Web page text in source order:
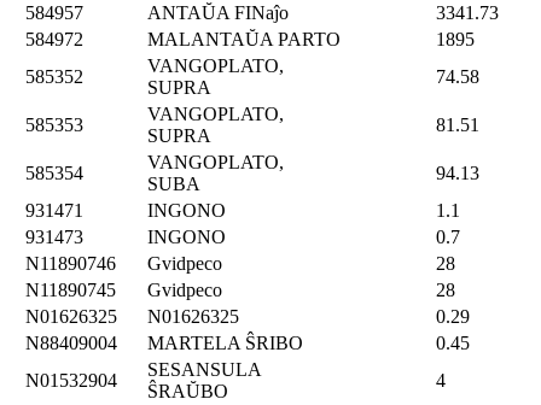
584957
ANTAŬA FINaĵo
3341.73
584972
MALANTAŬA PARTO
1895
585352
VANGOPLATO,
SUPRA
74.58
585353
VANGOPLATO,
SUPRA
81.51
585354
VANGOPLATO,
SUBA
94.13
931471
INGONO
1.1
931473
INGONO
0.7
N11890746
Gvidpeco
28
N11890745
Gvidpeco
28
N01626325
N01626325
0.29
N88409004
MARTELA ŜRIBO
0.45
N01532904
SESANSULA
ŜRAŬBO
4